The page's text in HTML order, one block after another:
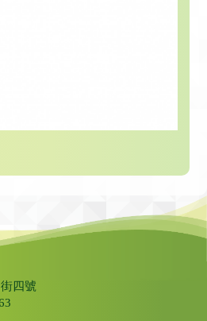
四號